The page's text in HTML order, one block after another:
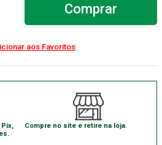
Comprar
Compre no site e retire na loja.